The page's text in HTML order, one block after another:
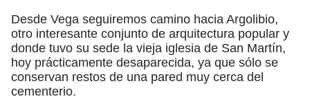
Desde Vega seguiremos camino hacia Argolibio,
otro interesante conjunto de arquitectura popular y
donde tuvo su sede la vieja iglesia de San Martín,
hoy prácticamente desaparecida, ya que sólo se
conservan restos de una pared muy cerca del
cementerio.